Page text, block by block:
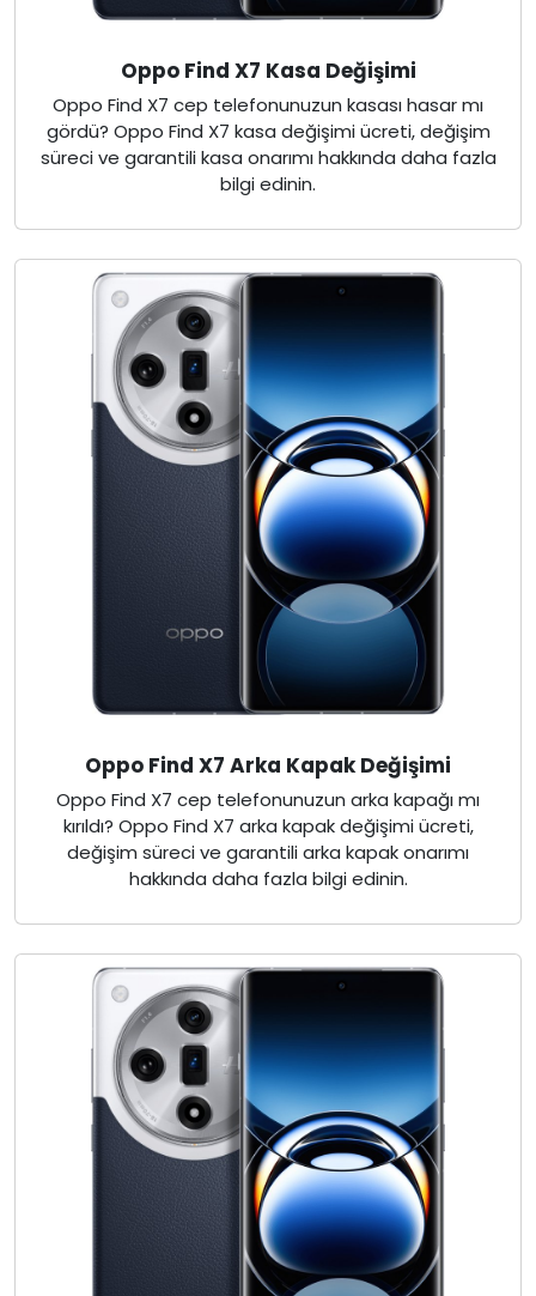
Oppo Find X7 Kasa Değişimi
Oppo Find X7 cep telefonunuzun kasası hasar mı
gördü? Oppo Find X7 kasa değişimi ücreti, değişim
süreci ve garantili kasa onarımı hakkında daha fazla
bilgi edinin.
Oppo Find X7 Arka Kapak Değişimi
Oppo Find X7 cep telefonunuzun arka kapağı mı
kırıldı? Oppo Find X7 arka kapak değişimi ücreti,
değişim süreci ve garantili arka kapak onarımı
hakkında daha fazla bilgi edinin.